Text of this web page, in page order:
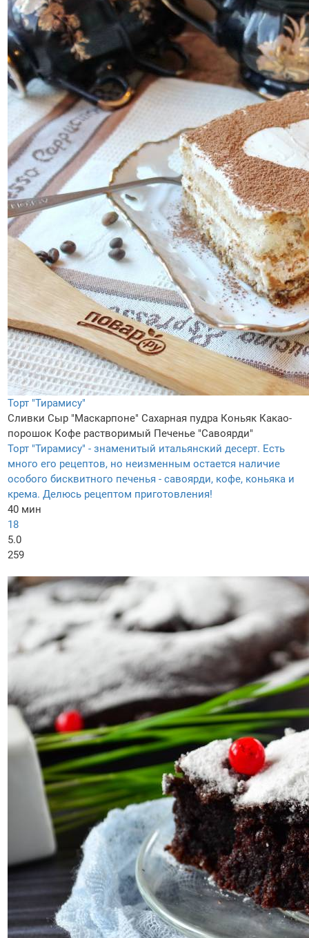
Торт "Тирамису"
Сливки Сыр "Маскарпоне" Сахарная пудра Коньяк Какао-
порошок Кофе растворимый Печенье "Савоярди"
Торт "Тирамису" - знаменитый итальянский десерт. Есть
много его рецептов, но неизменным остается наличие
особого бисквитного печенья - савоярди, кофе, коньяка и
крема. Делюсь рецептом приготовления!
40 мин
18
5.0
259